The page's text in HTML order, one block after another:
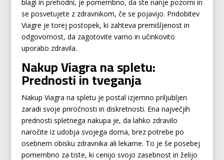
blagi in prehodni, je pomembno, da ste nanje pozorni in
se posvetujete z zdravnikom, če se pojavijo. Pridobitev
Viagre je torej postopek, ki zahteva premišljenost in
odgovornost, da zagotovite varno in učinkovito
uporabo zdravila.
Nakup Viagra na spletu:
Prednosti in tveganja
Nakup Viagra na spletu je postal izjemno priljubljen
zaradi svoje priročnosti in diskretnosti. Ena največjih
prednosti spletnega nakupa je, da lahko zdravilo
naročite iz udobja svojega doma, brez potrebe po
osebnem obisku zdravnika ali lekarne. To je še posebej
pomembno za tiste, ki cenijo svojo zasebnost in želijo